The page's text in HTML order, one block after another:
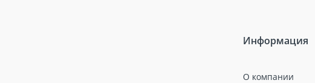
Информация
О компании